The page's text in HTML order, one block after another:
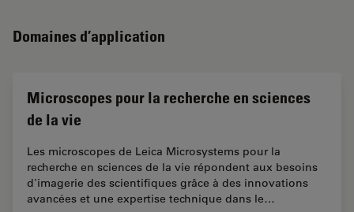
Domaines d’application
Microscopes pour la recherche en sciences
de la vie
Les microscopes de Leica Microsystems pour la
recherche en sciences de la vie répondent aux besoins
d'imagerie des scientifiques grâce à des innovations
avancées et une expertise technique dans le…